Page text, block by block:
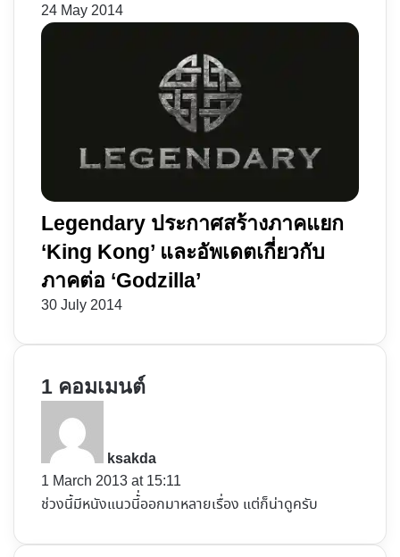
24 May 2014
Legendary ประกาศสร้างภาคแยก
‘King Kong’ และอัพเดตเกี่ยวกับ
ภาคต่อ ‘Godzilla’
30 July 2014
1 คอมเมนต์
ksakda
s
:
1 March 2013 at 15:11
ช่วงนี้มีหนังแนวนี้่ออกมาหลายเรื่อง แต่ก็น่าดูครับ